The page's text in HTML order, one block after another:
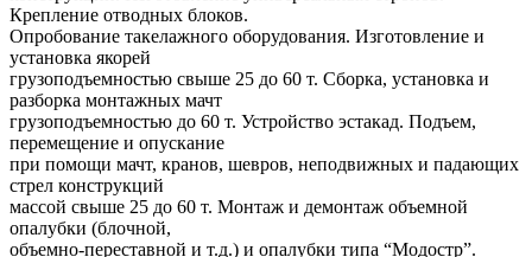
Крепление отводных блоков.
Опробование такелажного оборудования. Изготовление и
установка якорей
грузоподъемностью свыше 25 до 60 т. Сборка, установка и
разборка монтажных мачт
грузоподъемностью до 60 т. Устройство эстакад. Подъем,
перемещение и опускание
при помощи мачт, кранов, шевров, неподвижных и падающих
стрел конструкций
массой свыше 25 до 60 т. Монтаж и демонтаж объемной
опалубки (блочной,
объемно-переставной и т.д.) и опалубки типа “Модостр”.